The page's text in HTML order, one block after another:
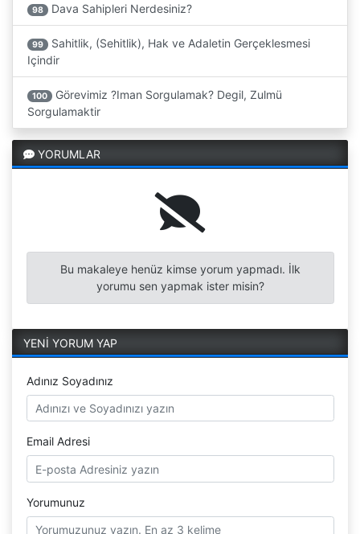
98 Dava Sahipleri Nerdesiniz?
99
Sahitlik, (Sehitlik), Hak ve Adaletin Gerçeklesmesi
Içindir
100
Görevimiz ?Iman Sorgulamak? Degil, Zulmü
Sorgulamaktir
YORUMLAR
Bu makaleye henüz kimse yorum yapmadı. İlk
yorumu sen yapmak ister misin?
YENİ YORUM YAP
Adınız Soyadınız
Email Adresi
Yorumunuz